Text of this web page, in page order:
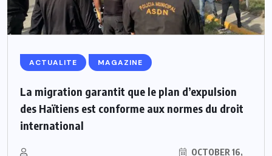
ACTUALITE MAGAZINE
La migration garantit que le plan d’expulsion
des Haïtiens est conforme aux normes du droit
international
OCTOBER 16,